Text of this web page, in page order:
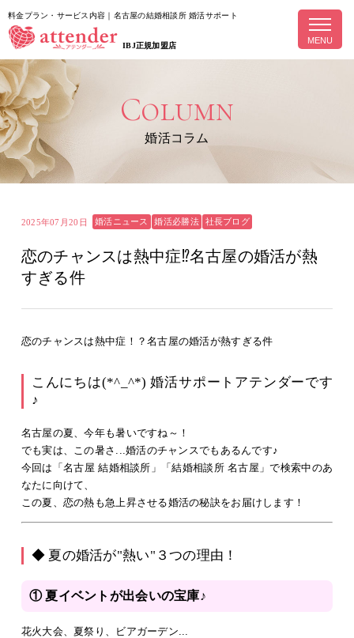
料金プラン・サービス内容｜名古屋の結婚相談所 婚活サポート
IBJ正規加盟店
Column
婚活コラム
2025年07月20日 婚活ニュース 婚活必勝法 社長ブログ
恋のチャンスは熱中症⁉名古屋の婚活が熱
すぎる件
恋のチャンスは熱中症！？名古屋の婚活が熱すぎる件
こんにちは(*^_^*) 婚活サポートアテンダーです
♪
名古屋の夏、今年も暑いですね～！
でも実は、この暑さ...婚活のチャンスでもあるんです♪
今回は「名古屋 結婚相談所」「結婚相談所 名古屋」で検索中のあ
なたに向けて、
この夏、恋の熱も急上昇させる婚活の秘訣をお届けします！
◆ 夏の婚活が"熱い"３つの理由！
① 夏イベントが出会いの宝庫♪
花火大会、夏祭り、ビアガーデン...
MENU